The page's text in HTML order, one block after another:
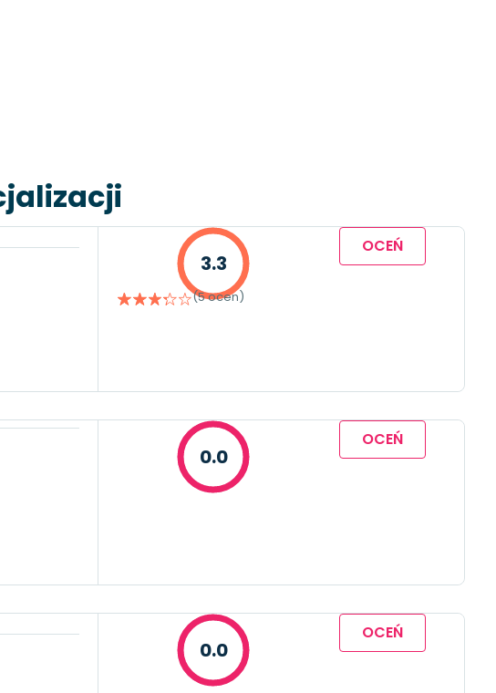
3.3
(5 ocen)
OCEŃ
0.0
OCEŃ
0.0
OCEŃ